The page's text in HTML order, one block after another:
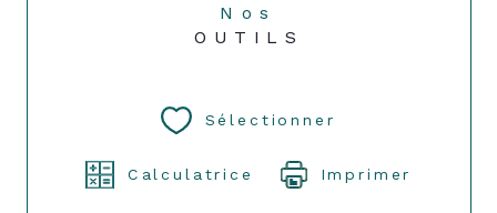
Nos
OUTILS
Sélectionner
Calculatrice Imprimer